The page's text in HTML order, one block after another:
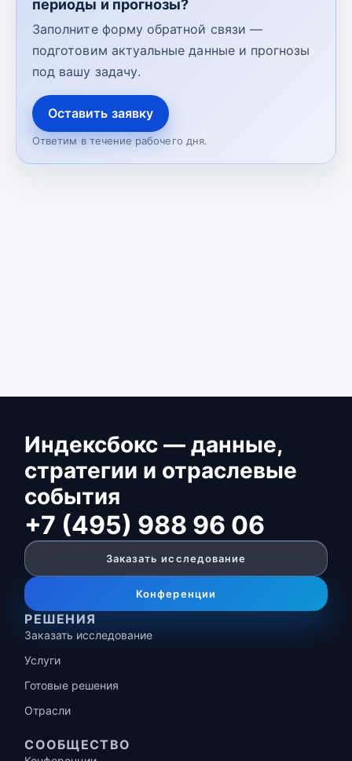
периоды и прогнозы?
Заполните форму обратной связи —
подготовим актуальные данные и прогнозы
под вашу задачу.
Оставить заявку
Ответим в течение рабочего дня.
Индексбокс — данные,
стратегии и отраслевые
события
+7 (495) 988 96 06
Заказать исследование
Конференции
РЕШЕНИЯ
Заказать исследование
Услуги
Готовые решения
Отрасли
СООБЩЕСТВО